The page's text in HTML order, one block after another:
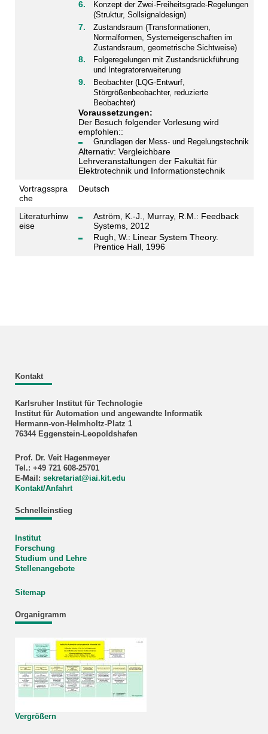
Konzept der Zwei-Freiheitsgrade-Regelungen
(Struktur, Sollsignaldesign)
Zustandsraum (Transformationen,
Normalformen, Systemeigenschaften im
Zustandsraum, geometrische Sichtweise)
Folgeregelungen mit Zustandsrückführung
und Integratorerweiterung
Beobachter (LQG-Entwurf,
Störgrößenbeobachter, reduzierte
Beobachter)
Voraussetzungen:
Der Besuch folgender Vorlesung wird
empfohlen::
Grundlagen der Mess- und Regelungstechnik
Alternativ: Vergleichbare
Lehrveranstaltungen der Fakultät für
Elektrotechnik und Informationstechnik
Vortragsspra
che
Deutsch
Literaturhinw
eise
Aström, K.-J., Murray, R.M.: Feedback
Systems, 2012
Rugh, W.: Linear System Theory.
Prentice Hall, 1996
Kontakt
Karlsruher Institut für Technologie
Institut für Automation und angewandte Informatik
Hermann-von-Helmholtz-Platz 1
76344 Eggenstein-Leopoldshafen
Prof. Dr. Veit Hagenmeyer
Tel.: +49 721 608-25701
E-Mail: sekretariat@iai.kit.edu
Kontakt/Anfahrt
Schnelleinstieg
Institut
Forschung
Studium und Lehre
Stellenangebote
Sitemap
Organigramm
Vergrößern